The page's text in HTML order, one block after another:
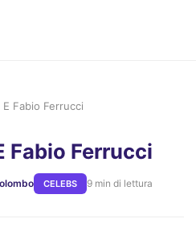
E Fabio Ferrucci
Fabio Ferrucci
CELEBS 9 min di lettura